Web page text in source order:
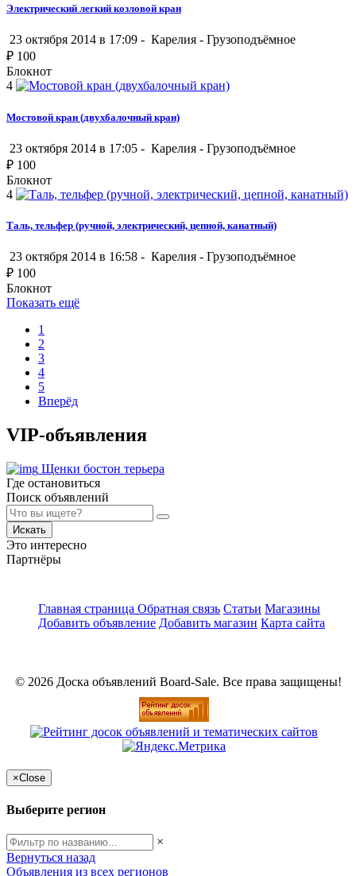
Электрический легкий козловой кран
23 октября 2014 в 17:09 - Карелия - Грузоподъёмное
₽ 100
Блокнот
4
Мостовой кран (двухбалочный кран)
23 октября 2014 в 17:05 - Карелия - Грузоподъёмное
₽ 100
Блокнот
4
Таль, тельфер (ручной, электрический, цепной, канатный)
23 октября 2014 в 16:58 - Карелия - Грузоподъёмное
₽ 100
Блокнот
Показать ещё
1
2
3
4
5
Вперёд
VIP-объявления
Щенки бостон терьера
Где остановиться
Поиск объявлений
Искать
Это интересно
Партнёры
Главная страница Обратная связь Статьи Магазины
Добавить объявление Добавить магазин Карта сайта
© 2026 Доска объявлений Board-Sale. Все права защищены!
×Close
Выберите регион
×
Вернуться назад
Объявления из всех регионов